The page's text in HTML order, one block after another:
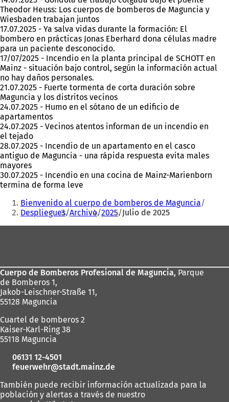
Theodor Heuss: Los cuerpos de bomberos de Maguncia y
Wiesbaden trabajan juntos
17.07.2025 - Ya salva vidas durante la formación: El
bombero en prácticas Jonas Eberhard dona células madre
para un paciente desconocido.
17/07/2025 - Incendio en la planta principal de SCHOTT en
Mainz - situación bajo control, según la información actual
no hay daños personales.
21.07.2025 - Fuerte tormenta de corta duración sobre
Maguncia y los distritos vecinos
24.07.2025 - Humo en el sótano de un edificio de
apartamentos
24.07.2025 - Vecinos atentos informan de un incendio en
el tejado
28.07.2025 - Incendio de un apartamento en el casco
antiguo de Maguncia - una rápida respuesta evita males
mayores
30.07.2025 - Incendio en una cocina de Mainz-Marienborn
termina de forma leve
Estás
aquí:
Bienvenido al cuerpo de bomberos de Maguncia
Despliegues Archivo 2025 Julio de 2025
pies
Cuerpo de Bomberos Profesional de Maguncia, Parque
de Bomberos 1,
Jakob-Leischner-Straße 11,
55128 Maguncia
Cuartel de bomberos 2
Kaiser-Karl-Ring 38
55118 Maguncia
06131 12-4501
feuerwehr
stadt.mainz de
También puede recibir información actualizada para la
población y alertas a través de nuestro